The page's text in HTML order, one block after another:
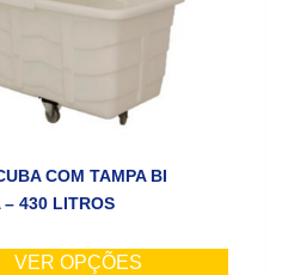
COM TAMPA BI
– 430 LITROS
VER OPÇÕES